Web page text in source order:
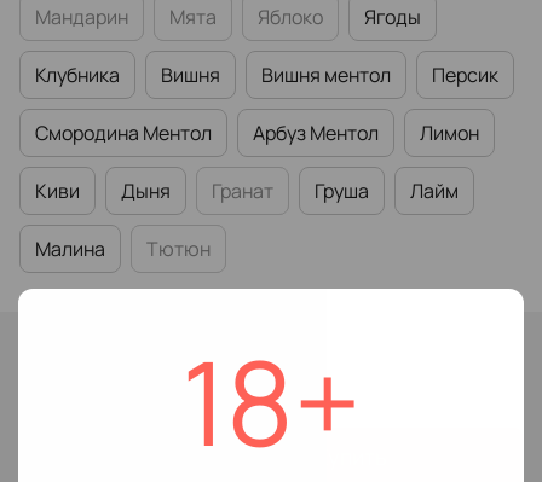
18+
Мандарин Мята Яблоко Ягоды
Клубника Вишня Вишня ментол Персик
Смородина Ментол Арбуз Ментол Лимон
Киви Дыня Гранат Груша Лайм
Малина Тютюн